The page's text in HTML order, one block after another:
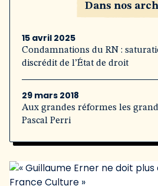
Dans nos
15 avril 2025
Condamnations du RN :
discrédit de l’État de droit
29 mars 2018
Aux grandes réformes les
Pascal Perri